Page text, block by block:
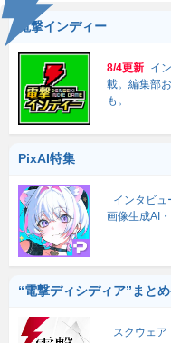
電撃インディー
8/4更新 イ
載。編集部
も。
PixAI特集
インタビュ
画像生成AI
“電撃ディシディア”まと
スクウェア